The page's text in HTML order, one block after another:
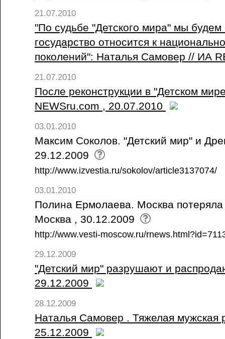
21.07.2010
"По судьбе "Детского мира" мы будем
государство относится к
поколений": Наталья Самовер // ИА
21.07.2010
После реконструкции в "Детском
NEWSru.com , 20.07.2010
03.01.2010
Максим Соколов. "Детский мир" и
29.12.2009
http://www.izvestia.ru/sokolov/article3137074/
03.01.2010
Полина Ермолаева. Москва
Москва , 30.12.2009
http://www.vesti-moscow.ru/
29.12.2009
"Детский мир" разрушают и
29.12.2009
28.12.2009
Наталья Самовер . Тяжелая мужская
25.12.2009